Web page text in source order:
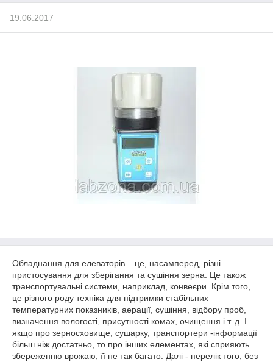
19.06.2017
Обладнання для елеваторів – це, насамперед, різні
пристосування для зберігання та сушіння зерна. Це також
транспортувальні системи, наприклад, конвеєри. Крім того,
це різного роду техніка для підтримки стабільних
температурних показників, аерації, сушіння, відбору проб,
визначення вологості, присутності комах, очищення і т. д. І
якщо про зерносховище, сушарку, транспортери -інформації
більш ніж достатньо, то про інших елементах, які сприяють
збереженню врожаю, її не так багато. Далі - перелік того, без